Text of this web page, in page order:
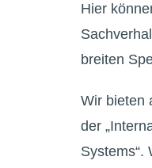
Hier
breiten
Wir bieten
der
Systems“.